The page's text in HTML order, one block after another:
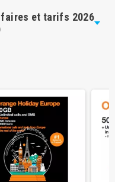
et tarifs 2026